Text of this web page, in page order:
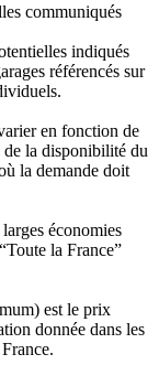
communiqués
indiqués
référencés sur
en fonction de
de la disponibilité du
la demande doit
économies
la France”
est le prix
donnée dans les